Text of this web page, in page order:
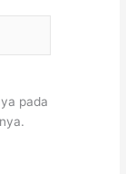
pada